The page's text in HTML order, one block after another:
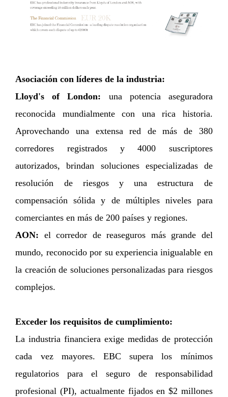
Asociación con líderes de la industria:
Lloyd's of London: una potencia aseguradora
reconocida mundialmente con una rica historia.
Aprovechando una extensa red de más de 380
corredores registrados y 4000 suscriptores
autorizados, brindan soluciones especializadas de
resolución de riesgos y una estructura de
compensación sólida y de múltiples niveles para
comerciantes en más de 200 países y regiones.
AON: el corredor de reaseguros más grande del
mundo, reconocido por su experiencia inigualable en
la creación de soluciones personalizadas para riesgos
complejos.
Exceder los requisitos de cumplimiento:
La industria financiera exige medidas de protección
cada vez mayores. EBC supera los mínimos
regulatorios para el seguro de responsabilidad
profesional (PI), actualmente fijados en $2 millones